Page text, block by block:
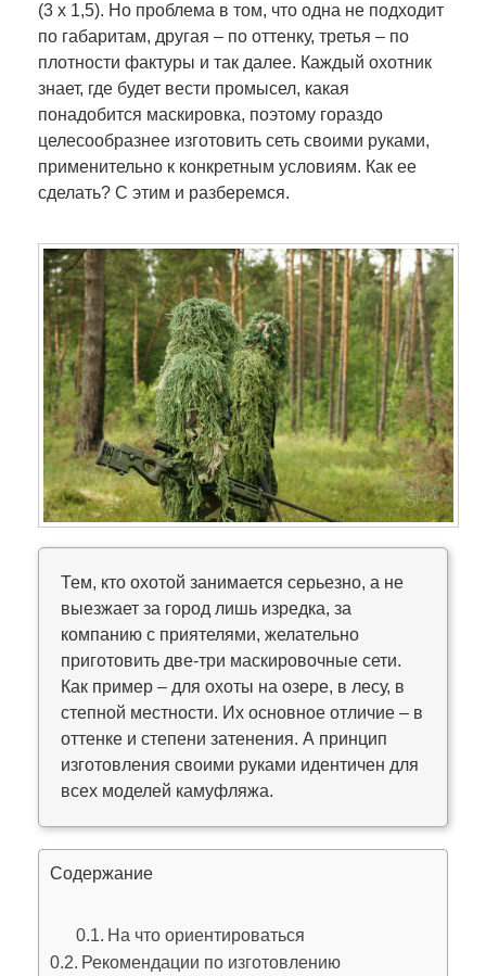
(3 х 1,5). Но проблема в том, что одна не подходит
по габаритам, другая – по оттенку, третья – по
плотности фактуры и так далее. Каждый охотник
знает, где будет вести промысел, какая
понадобится маскировка, поэтому гораздо
целесообразнее изготовить сеть своими руками,
применительно к конкретным условиям. Как ее
сделать? С этим и разберемся.
Тем, кто охотой занимается серьезно, а не
выезжает за город лишь изредка, за
компанию с приятелями, желательно
приготовить две-три маскировочные сети.
Как пример – для охоты на озере, в лесу, в
степной местности. Их основное отличие – в
оттенке и степени затенения. А принцип
изготовления своими руками идентичен для
всех моделей камуфляжа.
Содержание
На что ориентироваться
Рекомендации по изготовлению